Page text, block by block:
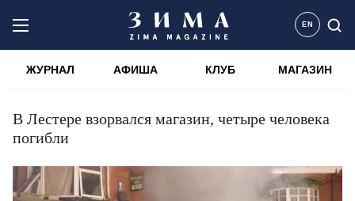
EN
ЖУРНАЛ АФИША КЛУБ МАГАЗИН
В Лестере взорвался магазин, четыре человека
погибли